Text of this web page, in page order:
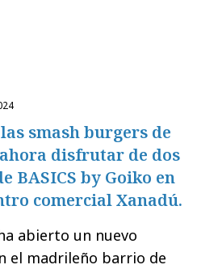
smash burgers de
disfrutar de dos
BASICS by Goiko en
comercial Xanadú.
abierto un nuevo
el madrileño barrio de